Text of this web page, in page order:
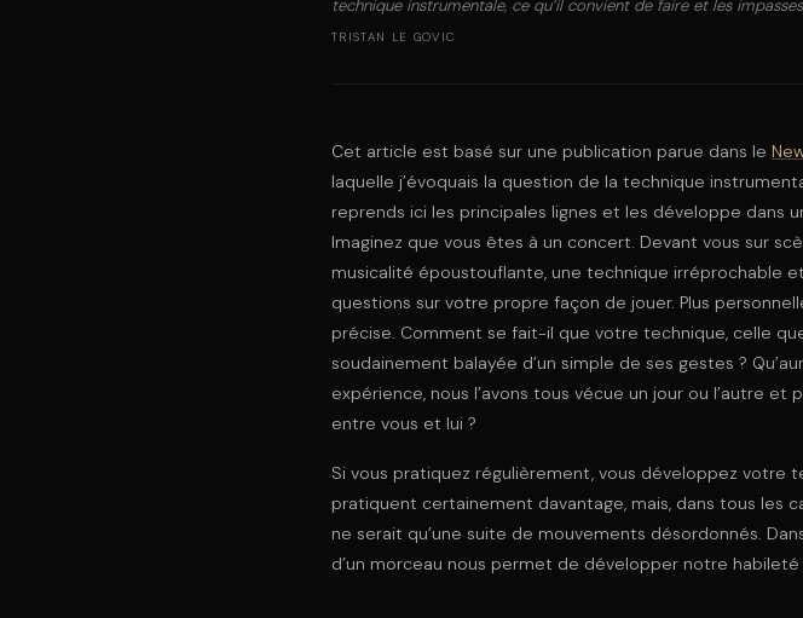
technique instrumentale, ce qu’il convient de faire et les
TRISTAN LE GOVIC
Cet article est basé sur une publication parue dans le
laquelle j’évoquais la question de la technique
reprends ici les principales lignes et les développe dans
Imaginez que vous êtes à un concert. Devant vous sur
musicalité époustouflante, une technique irréprochable
questions sur votre propre façon de jouer. Plus
précise. Comment se fait-il que votre technique, celle
soudainement balayée d’un simple de ses gestes ?
expérience, nous l’avons tous vécue un jour ou l’autre
entre vous et lui ?
Si vous pratiquez régulièrement, vous développez votre
pratiquent certainement davantage, mais, dans tous les
ne serait qu’une suite de mouvements désordonnés.
d’un morceau nous permet de développer notre